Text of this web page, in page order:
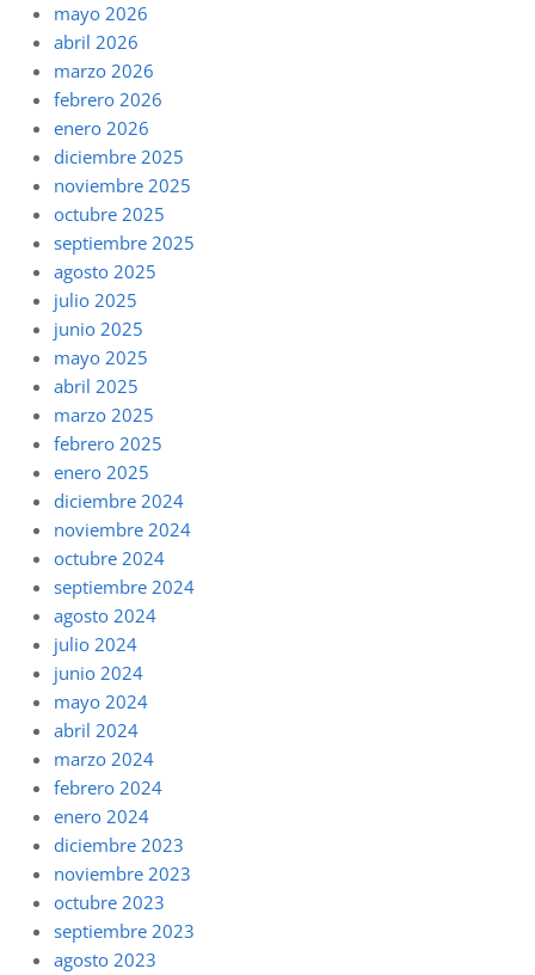
mayo 2026
abril 2026
marzo 2026
febrero 2026
enero 2026
diciembre 2025
noviembre 2025
octubre 2025
septiembre 2025
agosto 2025
julio 2025
junio 2025
mayo 2025
abril 2025
marzo 2025
febrero 2025
enero 2025
diciembre 2024
noviembre 2024
octubre 2024
septiembre 2024
agosto 2024
julio 2024
junio 2024
mayo 2024
abril 2024
marzo 2024
febrero 2024
enero 2024
diciembre 2023
noviembre 2023
octubre 2023
septiembre 2023
agosto 2023